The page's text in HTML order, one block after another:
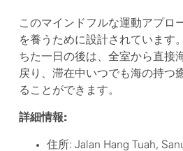
このマインドフルな運動アプロ
を養うために設計されています
ちた一日の後は、全室から直接
戻り、滞在中いつでも海の持つ
ることができます。
詳細情報:
住所: Jalan Hang Tuah,